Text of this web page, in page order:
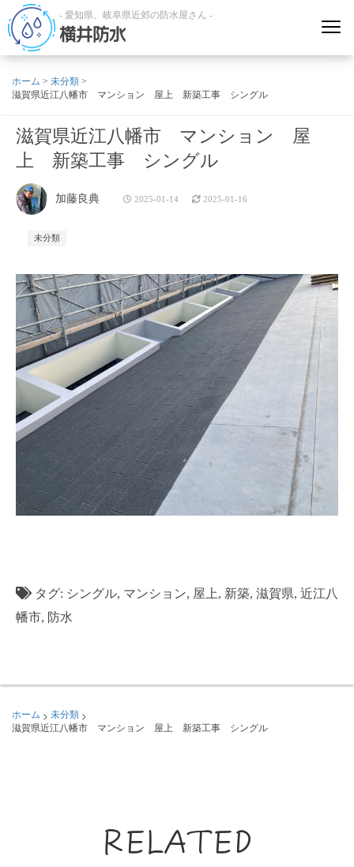
- 愛知県、岐阜県近郊の防水屋さん -
横井防水
ホーム > 未分類 >
滋賀県近江八幡市 マンション 屋上 新築工事 シングル
滋賀県近江八幡市 マンション 屋
上 新築工事 シングル
加藤良典 2025-01-14 2025-01-16
未分類
タグ: シングル, マンション, 屋上, 新築, 滋賀県, 近江八
幡市, 防水
ホーム > 未分類 >
滋賀県近江八幡市 マンション 屋上 新築工事 シングル
RELATED